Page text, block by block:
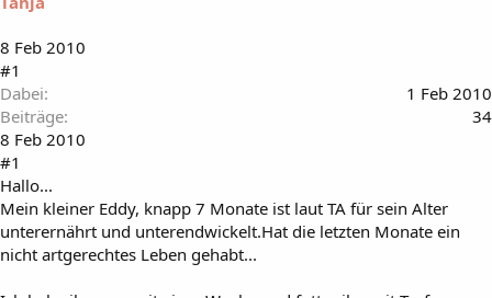
t
m
8 Feb 2010
#1
Dabei
1 Feb 2010
Beiträge
34
8 Feb 2010
#1
Hallo...
Mein kleiner Eddy, knapp 7 Monate ist laut TA für sein Alter
unterernährt und unterendwickelt.Hat die letzten Monate ein
nicht artgerechtes Leben gehabt...